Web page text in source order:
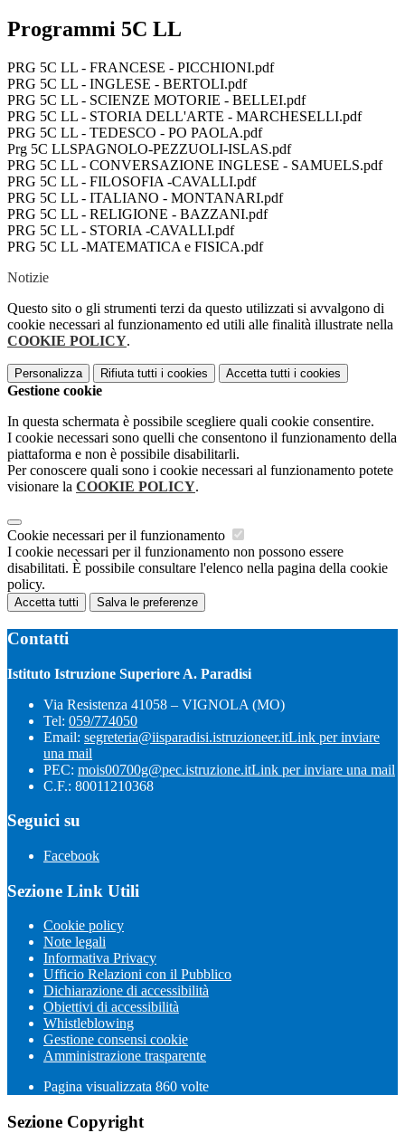
Programmi 5C LL
PRG 5C LL - FRANCESE - PICCHIONI.pdf
PRG 5C LL - INGLESE - BERTOLI.pdf
PRG 5C LL - SCIENZE MOTORIE - BELLEI.pdf
PRG 5C LL - STORIA DELL'ARTE - MARCHESELLI.pdf
PRG 5C LL - TEDESCO - PO PAOLA.pdf
Prg 5C LLSPAGNOLO-PEZZUOLI-ISLAS.pdf
PRG 5C LL - CONVERSAZIONE INGLESE - SAMUELS.pdf
PRG 5C LL - FILOSOFIA -CAVALLI.pdf
PRG 5C LL - ITALIANO - MONTANARI.pdf
PRG 5C LL - RELIGIONE - BAZZANI.pdf
PRG 5C LL - STORIA -CAVALLI.pdf
PRG 5C LL -MATEMATICA e FISICA.pdf
Notizie
Questo sito o gli strumenti terzi da questo utilizzati si avvalgono di
cookie necessari al funzionamento ed utili alle finalità illustrate nella
COOKIE POLICY.
Personalizza Rifiuta tutti i cookies Accetta tutti i cookies
Gestione cookie
In questa schermata è possibile scegliere quali cookie consentire.
I cookie necessari sono quelli che consentono il funzionamento della
piattaforma e non è possibile disabilitarli.
Per conoscere quali sono i cookie necessari al funzionamento potete
visionare la COOKIE POLICY.
Cookie necessari per il funzionamento
I cookie necessari per il funzionamento non possono essere
disabilitati. È possibile consultare l'elenco nella pagina della cookie
policy.
Accetta tutti Salva le preferenze
Contatti
Istituto Istruzione Superiore A. Paradisi
Via Resistenza 41058 – VIGNOLA (MO)
Tel: 059/774050
Email: segreteria@iisparadisi.istruzioneer.itLink per inviare
una mail
PEC: mois00700g@pec.istruzione.itLink per inviare una mail
C.F.: 80011210368
Seguici su
Facebook
Sezione Link Utili
Cookie policy
Note legali
Informativa Privacy
Ufficio Relazioni con il Pubblico
Dichiarazione di accessibilità
Obiettivi di accessibilità
Whistleblowing
Gestione consensi cookie
Amministrazione trasparente
Pagina visualizzata 860 volte
Sezione Copyright